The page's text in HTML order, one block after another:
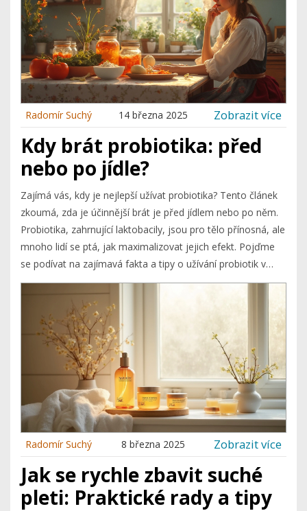
Radomír Suchý 14 března 2025 Zobrazit více
Kdy brát probiotika: před
nebo po jídle?
Zajímá vás, kdy je nejlepší užívat probiotika? Tento článek
zkoumá, zda je účinnější brát je před jídlem nebo po něm.
Probiotika, zahrnující laktobacily, jsou pro tělo přínosná, ale
mnoho lidí se ptá, jak maximalizovat jejich efekt. Pojďme
se podívat na zajímavá fakta a tipy o užívání probiotik v
souvislosti s jídlem. Možná budete překvapeni, jak
konkrétní načasování může ovlivnit výsledky.
Radomír Suchý 8 března 2025 Zobrazit více
Jak se rychle zbavit suché
pleti: Praktické rady a tipy